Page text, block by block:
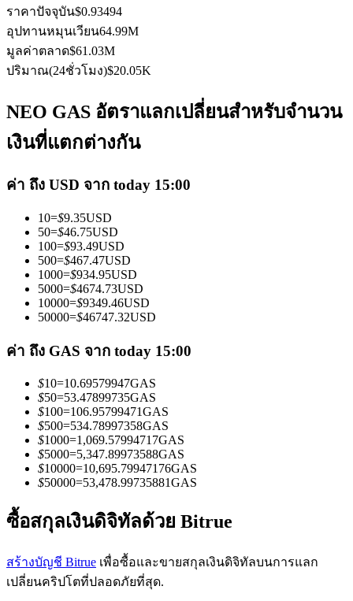
เป็นเทรดเดอร์คัดลอก
เพลิดเพลินกับการแบ่งปันผลกำไรและค่าคอมมิชชั่นการคัด
การวิเคราะห์ข้อมูลขนาดใหญ่ รวมถึงข้อมูลการค้า ฯลฯ
แนะนำ
ราคาปัจจุบัน$0.93494
อุปทานหมุนเวียน64.99M
มูลค่าตลาด$61.03M
ปริมาณ(24ชั่วโมง)$20.05K
NEO GAS อัตราแลกเปลี่ยนสำหรับจำนวน
เงินที่แตกต่างกัน
ค่า ถึง USD จาก today 15:00
10=$9.35USD
50=$46.75USD
100=$93.49USD
500=$467.47USD
1000=$934.95USD
5000=$4674.73USD
10000=$9349.46USD
50000=$46747.32USD
ค่า ถึง GAS จาก today 15:00
$10=10.69579947GAS
$50=53.47899735GAS
$100=106.95799471GAS
$500=534.78997358GAS
$1000=1,069.57994717GAS
$5000=5,347.89973588GAS
$10000=10,695.79947176GAS
$50000=53,478.99735881GAS
ซื้อสกุลเงินดิจิทัลด้วย Bitrue
สร้างบัญชี Bitrue เพื่อซื้อและขายสกุลเงินดิจิทัลบนการแลก
เปลี่ยนคริปโตที่ปลอดภัยที่สุด.